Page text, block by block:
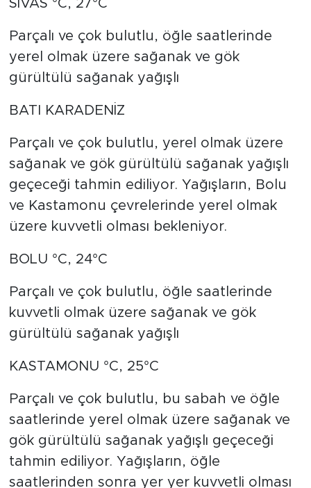
SİVAS °C, 27°C
Parçalı ve çok bulutlu, öğle saatlerinde
yerel olmak üzere sağanak ve gök
gürültülü sağanak yağışlı
BATI KARADENİZ
Parçalı ve çok bulutlu, yerel olmak üzere
sağanak ve gök gürültülü sağanak yağışlı
geçeceği tahmin ediliyor. Yağışların, Bolu
ve Kastamonu çevrelerinde yerel olmak
üzere kuvvetli olması bekleniyor.
BOLU °C, 24°C
Parçalı ve çok bulutlu, öğle saatlerinde
kuvvetli olmak üzere sağanak ve gök
gürültülü sağanak yağışlı
KASTAMONU °C, 25°C
Parçalı ve çok bulutlu, bu sabah ve öğle
saatlerinde yerel olmak üzere sağanak ve
gök gürültülü sağanak yağışlı geçeceği
tahmin ediliyor. Yağışların, öğle
saatlerinden sonra yer yer kuvvetli olması